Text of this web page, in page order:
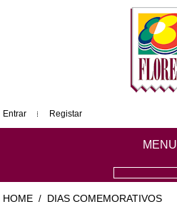
Entrar Registar
MENU
HOME / DIAS COMEMORATIVOS